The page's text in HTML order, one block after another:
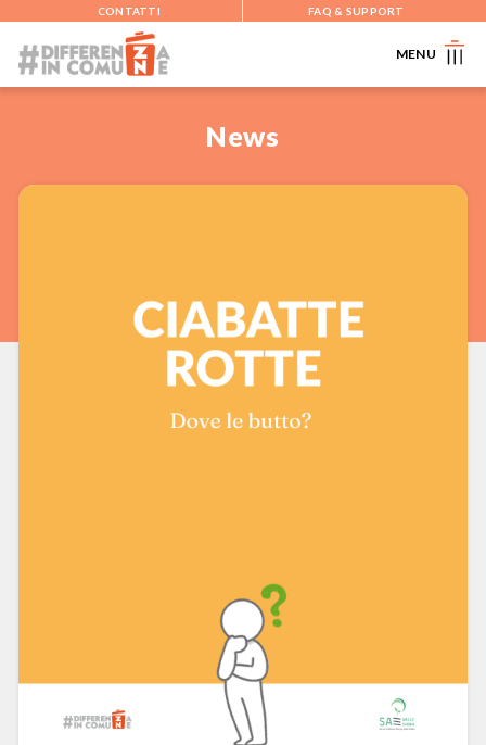
CONTATTI FAQ & SUPPORT
MENU
News